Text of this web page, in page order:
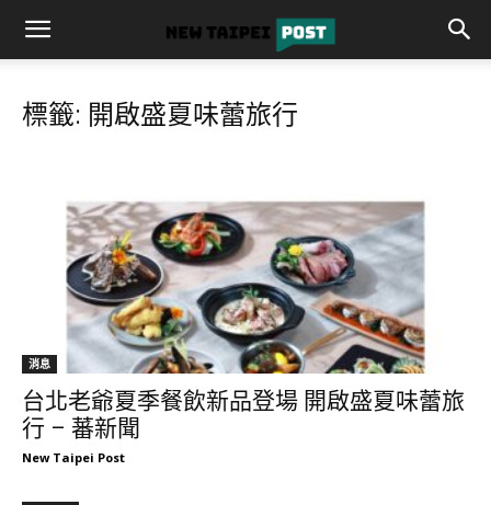
標籤: 開啟盛夏味蕾旅行
消息
台北老爺夏季餐飲新品登場 開啟盛夏味蕾旅
行 – 蕃新聞
New Taipei Post